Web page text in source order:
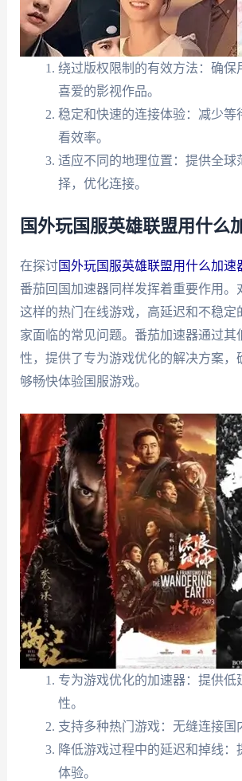
绕过版权限制的有效方法：确保
喜爱的影视作品。
稳定和快速的连接体验：减少等
看效率。
适应不同的地理位置：提供全球
择，优化连接。
国外玩国服英雄联盟用什么
在探讨国外玩国服英雄联盟用什么加速
番茄回国加速器同样发挥着重要作用。
这样的热门在线游戏，高延迟和不稳定
家面临的常见问题。番茄加速器通过其
性，提供了专为游戏优化的解决方案，
够畅快体验国服游戏。
专为游戏优化的加速器：提供低
性。
支持多种热门游戏：无缝连接国
降低游戏过程中的延迟和掉线：
体验。